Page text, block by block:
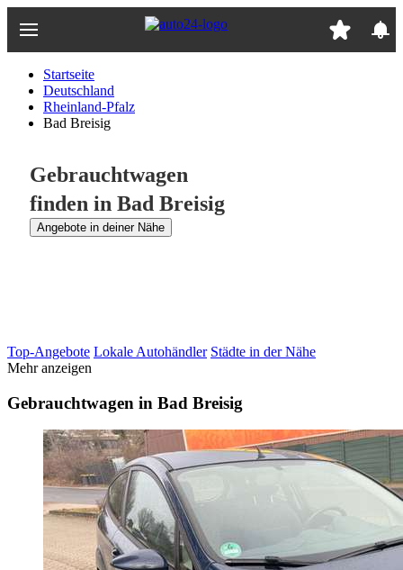
Hauptinhalt
Startseite
Deutschland
Rheinland-Pfalz
Bad Breisig
Gebrauchtwagen
finden in Bad Breisig
Angebote in deiner Nähe
Top-Angebote Lokale Autohändler Städte in der Nähe
Mehr anzeigen
Gebrauchtwagen in Bad Breisig